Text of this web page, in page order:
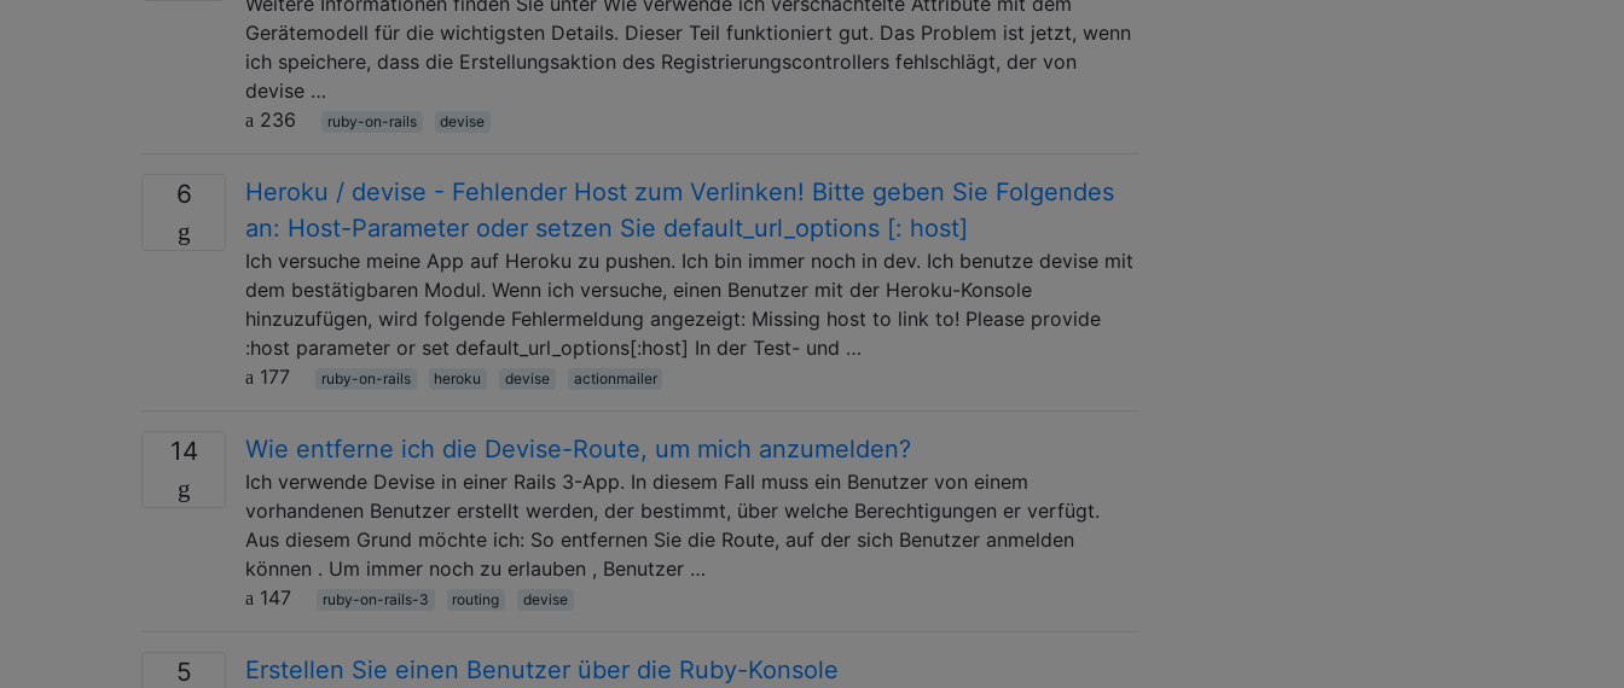
Gerätemodell für die wichtigsten Details. Dieser Teil funktioniert gut. Das Problem ist jetzt, wenn
ich speichere, dass die Erstellungsaktion des Registrierungscontrollers fehlschlägt, der von
devise …
236
ruby-on-rails devise
6
Heroku / devise - Fehlender Host zum Verlinken! Bitte geben Sie Folgendes
an: Host-Parameter oder setzen Sie default_url_options [: host]
Ich versuche meine App auf Heroku zu pushen. Ich bin immer noch in dev. Ich benutze devise mit
dem bestätigbaren Modul. Wenn ich versuche, einen Benutzer mit der Heroku-Konsole
hinzuzufügen, wird folgende Fehlermeldung angezeigt: Missing host to link to! Please provide
:host parameter or set default_url_options[:host] In der Test- und …
177
ruby-on-rails heroku devise actionmailer
14 Wie entferne ich die Devise-Route, um mich anzumelden?
Ich verwende Devise in einer Rails 3-App. In diesem Fall muss ein Benutzer von einem
vorhandenen Benutzer erstellt werden, der bestimmt, über welche Berechtigungen er verfügt.
Aus diesem Grund möchte ich: So entfernen Sie die Route, auf der sich Benutzer anmelden
können . Um immer noch zu erlauben , Benutzer …
147
ruby-on-rails-3 routing devise
5 Erstellen Sie einen Benutzer über die Ruby-Konsole